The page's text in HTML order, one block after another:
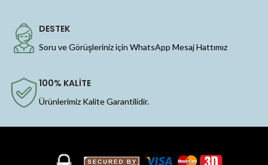
DESTEK
Soru ve Görüşleriniz için WhatsApp Mesaj Hattımız
100% KALİTE
Ürünlerimiz Kalite Garantilidir.